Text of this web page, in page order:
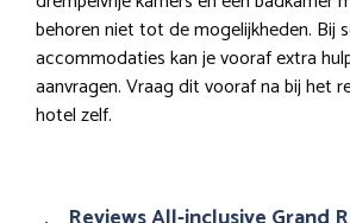
behoren niet tot de mogelijkheden. Bij
accommodaties kan je vooraf extra
aanvragen. Vraag dit vooraf na bij het
hotel zelf.